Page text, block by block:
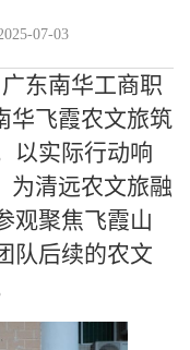
07-03
东南华工商职
华飞霞农文旅筑
以实际行动响
为清远农文旅融
观聚焦飞霞山
队后续的农文